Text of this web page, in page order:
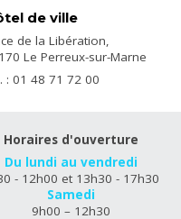
de ville
de la Libération,
Le Perreux-sur-Marne
: 01 48 71 72 00
Horaires d'ouverture
Du lundi au vendredi
- 12h00 et 13h30 - 17h30
Samedi
9h00 – 12h30